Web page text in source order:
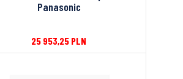
Panasonic
25 953,25 PLN